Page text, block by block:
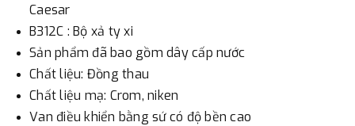
- Nếu địa điểm giao hàng khác với địa điểm thanh toán
hoặc với những đơn đặt hàng ngoài nội thành Hà Nội.
Chúng tôi sẽ thu tiền trước 100% giá trị hàng + phí vận
chuyển theo cước phí tính trong chính sách vận chuyển
bằng phương thức chuyển khoản trước khi giao hàng.
Caesar
B312C : Bộ xả ty xi
Sản phẩm đã bao gồm dây cấp nước
Chất liệu: Đồng thau
Chất liệu mạ: Crom, niken
Van điều khiển bằng sứ có độ bền cao